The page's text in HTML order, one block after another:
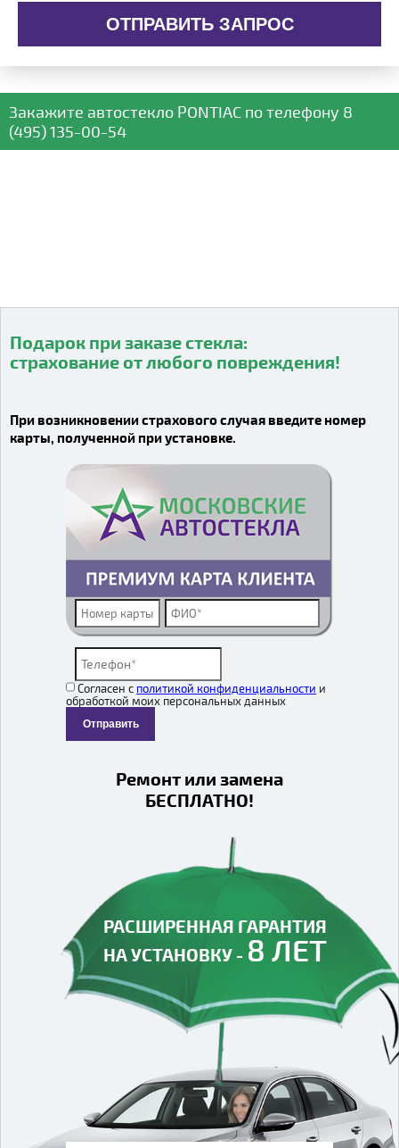
ОТПРАВИТЬ ЗАПРОС
Закажите автостекло PONTIAC по телефону 8
(495) 135-00-54
Видео о компании
Подарок при заказе стекла:
страхование от любого повреждения!
При возникновении страхового случая введите номер
карты, полученной при установке.
Согласен с политикой конфиденциальности и
обработкой моих персональных данных
Отправить
Ремонт или замена
БЕСПЛАТНО!
РАСШИРЕННАЯ ГАРАНТИЯ
НА УСТАНОВКУ - 8 ЛЕТ